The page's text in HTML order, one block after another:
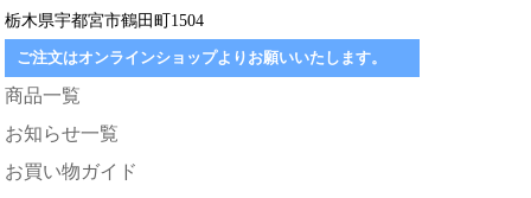
栃木県宇都宮市鶴田町1504
ご注文はオンラインショップよりお願いいたします。
商品一覧
お知らせ一覧
お買い物ガイド